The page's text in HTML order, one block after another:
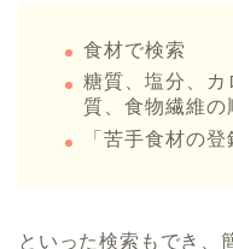
食材で検索
糖質、塩分、カ
質、食物繊維の
「苦手食材の
といった検索もでき、